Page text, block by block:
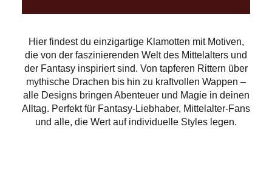
Hier findest du einzigartige Klamotten mit Motiven,
die von der faszinierenden Welt des Mittelalters und
der Fantasy inspiriert sind. Von tapferen Rittern über
mythische Drachen bis hin zu kraftvollen Wappen –
alle Designs bringen Abenteuer und Magie in deinen
Alltag. Perfekt für Fantasy-Liebhaber, Mittelalter-Fans
und alle, die Wert auf individuelle Styles legen.